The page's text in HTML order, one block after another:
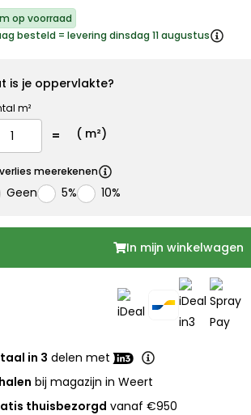
op voorraad
besteld = levering dinsdag 11 augustus
is je oppervlakte?
m²
( m²)
meerekenen
Geen 5% 10%
In mijn winkelwagen
in 3 delen met
bij magazijn in Weert
thuisbezorgd vanaf €950